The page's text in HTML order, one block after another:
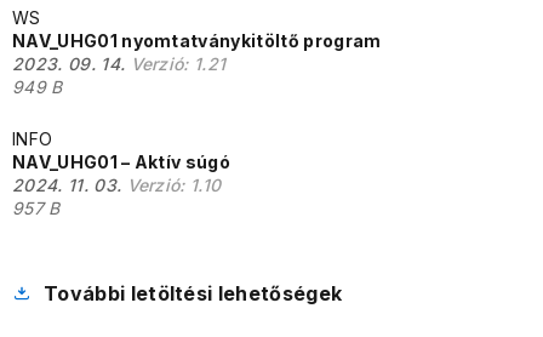
WS
NAV_UHG01 nyomtatványkitöltő program
2023. 09. 14. Verzió: 1.21
949 B
INFO
NAV_UHG01 – Aktív súgó
2024. 11. 03. Verzió: 1.10
957 B
További letöltési lehetőségek